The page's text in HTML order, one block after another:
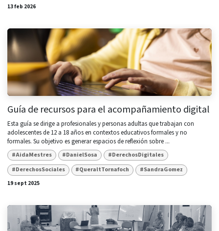
13 feb 2026
Guía de recursos para el acompañamiento digital
Esta guía se dirige a profesionales y personas adultas que trabajan con
adolescentes de 12 a 18 años en contextos educativos formales y no
formales. Su objetivo es generar espacios de reflexión sobre ...
#AidaMestres #DanielSosa
#DerechosDigitales
#DerechosSociales
#QueraltTornafoch
#SandraGomez
19 sept 2025